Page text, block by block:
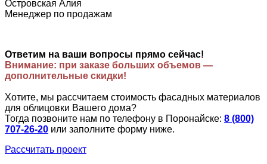
Островская Алия
Менеджер по продажам
Ответим на ваши вопросы прямо сейчас!
Внимание: при заказе больших объемов —
дополнительные скидки!
Хотите, мы рассчитаем стоимость фасадных материалов
для облицовки Вашего дома?
Тогда позвоните нам по телефону в Поронайске: 8 (800)
707-26-20 или заполните форму ниже.
Рассчитать проект